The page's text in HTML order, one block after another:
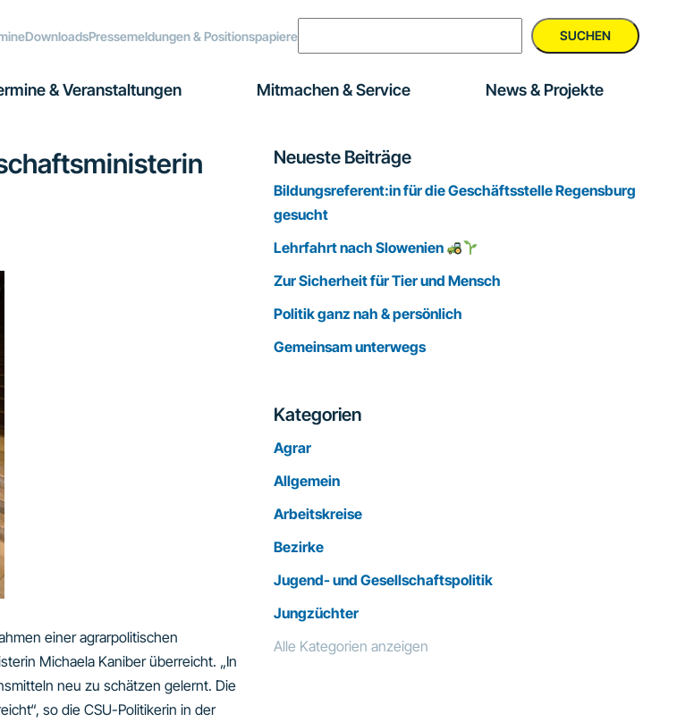
DownloadsPressemeldungen & Positionspapiere SUCHEN
& Veranstaltungen Mitmachen & Service News & Projekte
einer agrarpolitischen
Michaela Kaniber überreicht. „In
neu zu schätzen gelernt. Die
so die CSU-Politikerin in der
Seitenspalte
Neueste Beiträge
Bildungsreferent:in für die Geschäftsstelle Regensburg
gesucht
Lehrfahrt nach Slowenien
Zur Sicherheit für Tier und Mensch
Politik ganz nah & persönlich
Gemeinsam unterwegs
Kategorien
Agrar
Allgemein
Arbeitskreise
Bezirke
Jugend- und Gesellschaftspolitik
Jungzüchter
Alle Kategorien anzeigen